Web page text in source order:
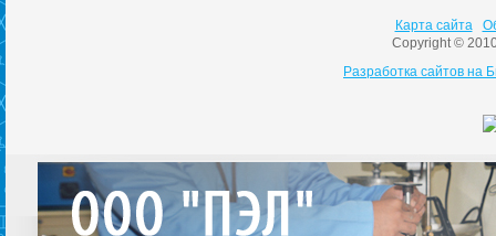
Карта сайта
Copyright ©
Разработка сайтов на